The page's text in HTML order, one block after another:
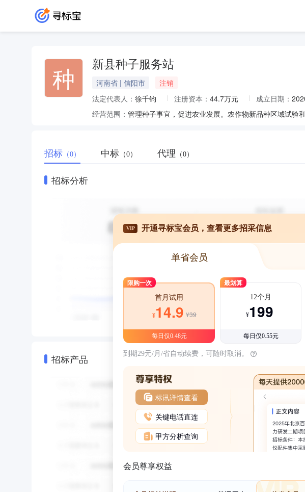
种 新县种子服务站
河南省 | 信阳市
注销
法定代表人： 徐千钧 注册资本： 44.7万元 成立日期：
经营范围： 管理种子事宜，促进农业发展。农作物新品种区域试验
招标 （0） 中标 （0） 代理 （0）
招标分析
招标产品
VIP 开通寻标宝会员，查看更多招采信息
单省会员
限购一次
首月试用
¥14.9 ¥39
每日仅0.48元
最划算
12个月
¥199
每日仅0.55元
到期29元/月/省自动续费，可随时取消。
标讯详情查看
关键电话直连
甲方分析查询
会员尊享权益